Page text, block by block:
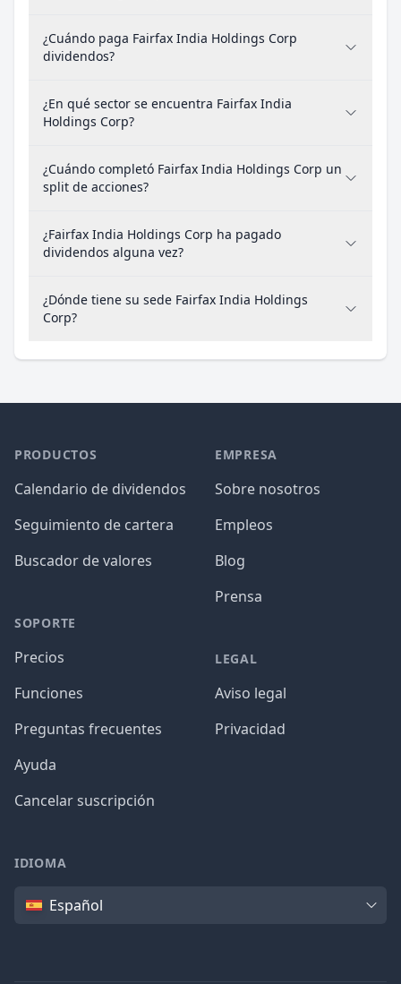
¿Cuándo paga Fairfax India Holdings Corp
dividendos?
¿En qué sector se encuentra Fairfax India
Holdings Corp?
¿Cuándo completó Fairfax India Holdings Corp un
split de acciones?
¿Fairfax India Holdings Corp ha pagado
dividendos alguna vez?
¿Dónde tiene su sede Fairfax India Holdings
Corp?
PRODUCTOS
Calendario de dividendos
Seguimiento de cartera
Buscador de valores
SOPORTE
Precios
Funciones
Preguntas frecuentes
Ayuda
Cancelar suscripción
EMPRESA
Sobre nosotros
Empleos
Blog
Prensa
LEGAL
Aviso legal
Privacidad
IDIOMA
IdiomaEspañol